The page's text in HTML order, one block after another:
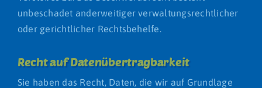
unbeschadet anderweitiger verwaltungsrechtlicher
oder gerichtlicher Rechtsbehelfe.
Ebene 2 Platzhalter
Recht auf Daten­übertrag­barkeit
Sie haben das Recht, Daten, die wir auf Grundlage